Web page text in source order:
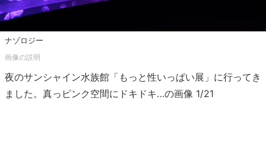
ナゾロジー
夜のサンシャイン水族館「もっと性いっぱい展」に行ってき
ました。真っピンク空間にドキドキ…の画像 1/21